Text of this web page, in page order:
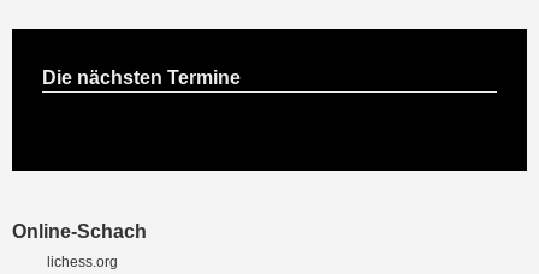
Die nächsten Termine
Online-Schach
lichess.org